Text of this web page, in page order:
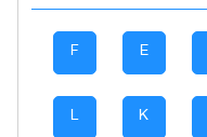
E
F
K
L